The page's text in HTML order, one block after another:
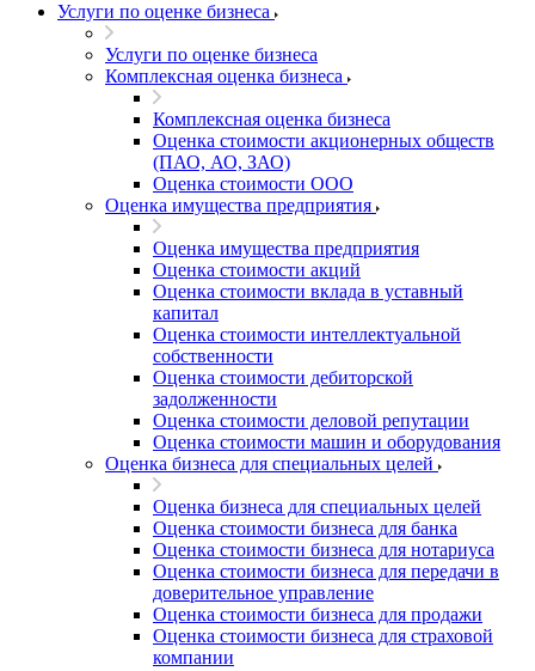
Услуги по оценке бизнеса
Услуги по оценке бизнеса
Комплексная оценка бизнеса
Комплексная оценка бизнеса
Оценка стоимости акционерных обществ
(ПАО, АО, ЗАО)
Оценка стоимости ООО
Оценка имущества предприятия
Оценка имущества предприятия
Оценка стоимости акций
Оценка стоимости вклада в уставный
капитал
Оценка стоимости интеллектуальной
собственности
Оценка стоимости дебиторской
задолженности
Оценка стоимости деловой репутации
Оценка стоимости машин и оборудования
Оценка бизнеса для специальных целей
Оценка бизнеса для специальных целей
Оценка стоимости бизнеса для банка
Оценка стоимости бизнеса для нотариуса
Оценка стоимости бизнеса для передачи в
доверительное управление
Оценка стоимости бизнеса для продажи
Оценка стоимости бизнеса для страховой
компании
Выберите ваш город
Арамиль